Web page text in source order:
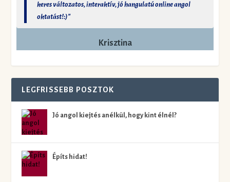
keres változatos, interaktív, jó hangulatú online angol
oktatást!:)"
Krisztina
LEGFRISSEBB POSZTOK
Jó angol kiejtés anélkül, hogy kint élnél?
Építs hidat!